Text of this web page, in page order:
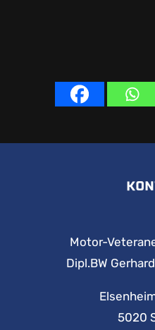
Motor-
Dipl.BW
5020